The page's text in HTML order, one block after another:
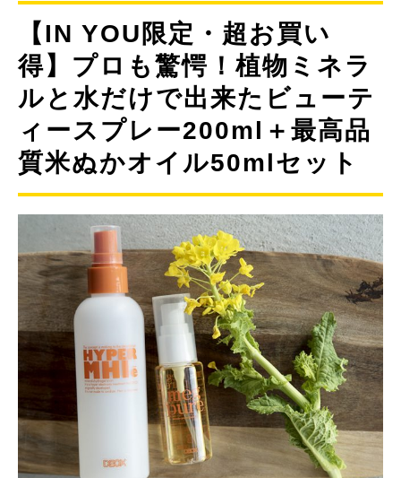
【IN YOU限定・超お買い
得】プロも驚愕！植物ミネラ
ルと水だけで出来たビューテ
ィースプレー200ml＋最高品
質米ぬかオイル50mlセット